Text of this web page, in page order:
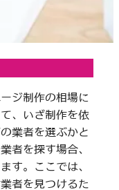
ジ制作の相場に
、いざ制作を依
業者を選ぶかと
者を探す場合、
す。ここでは、
者を見つけるた